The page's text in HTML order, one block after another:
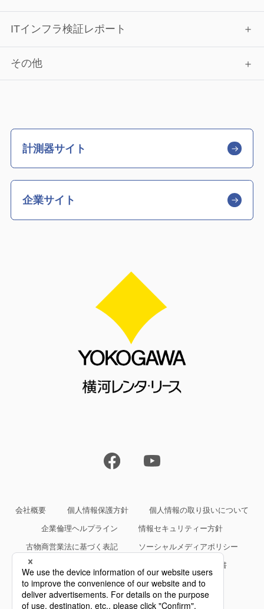
ITインフラ検証レポート
その他
計測器サイト
企業サイト
会社概要 個人情報保護方針 個人情報の取り扱いについて
企業倫理ヘルプライン 情報セキュリティー方針
古物商営業法に基づく表記 ソーシャルメディアポリシー
約款・規約等、サービス仕様書